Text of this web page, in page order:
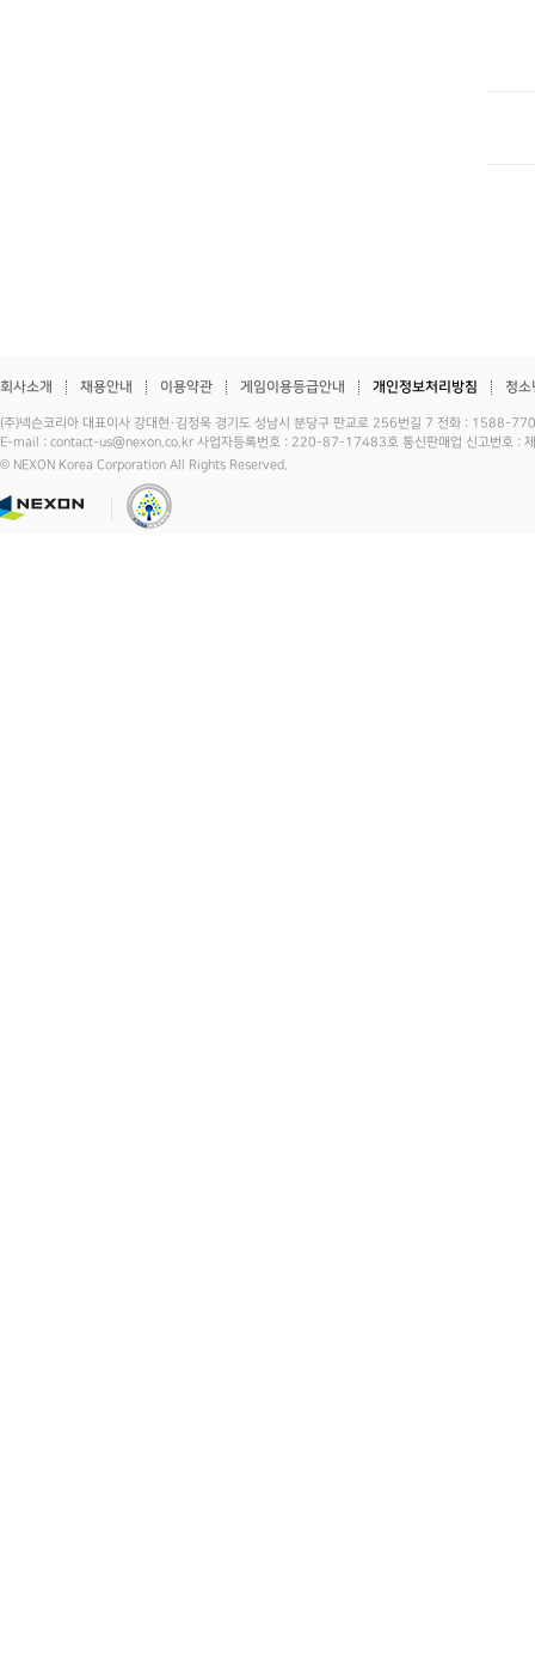
회사소개 채용안내 이용약관 게임이용등급안내 개인정보처리방침 청소
(주)넥슨코리아 대표이사 강대현·김정욱 경기도 성남시 분당구 판교로 256번길 7 전화 :
E-mail : contact-us@nexon.co.kr 사업자등록번호 : 220-87-17483호 통신판매업 신고번호 :
© NEXON Korea Corporation All Rights Reserved.